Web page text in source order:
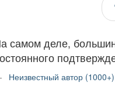
самом деле,
Неизвестный автор (1000+)